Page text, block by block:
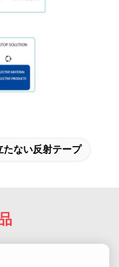
たない反射テープ